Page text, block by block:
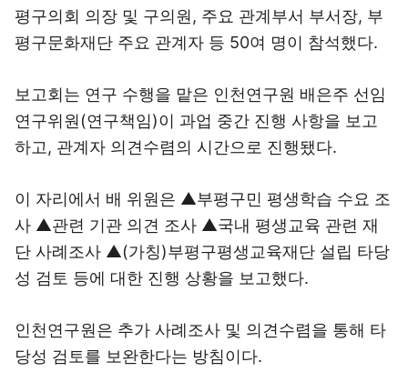
평구의회 의장 및 구의원, 주요 관계부서 부서장, 부
평구문화재단 주요 관계자 등 50여 명이 참석했다.
보고회는 연구 수행을 맡은 인천연구원 배은주 선임
연구위원(연구책임)이 과업 중간 진행 사항을 보고
하고, 관계자 의견수렴의 시간으로 진행됐다.
이 자리에서 배 위원은 ▲부평구민 평생학습 수요 조
사 ▲관련 기관 의견 조사 ▲국내 평생교육 관련 재
단 사례조사 ▲(가칭)부평구평생교육재단 설립 타당
성 검토 등에 대한 진행 상황을 보고했다.
인천연구원은 추가 사례조사 및 의견수렴을 통해 타
당성 검토를 보완한다는 방침이다.